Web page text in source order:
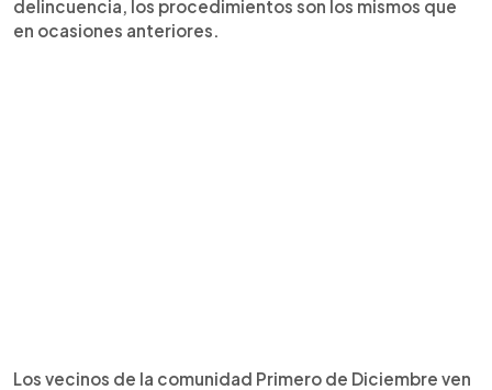
delincuencia, los procedimientos son los mismos que
en ocasiones anteriores.
Los vecinos de la comunidad Primero de Diciembre ven